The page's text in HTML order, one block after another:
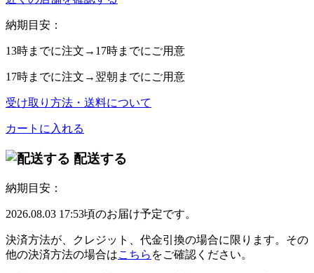
納期目安：
13時までに注文→ 17時までにご用意
17時までに注文→ 翌朝 までにご用意
受け取り方法・送料について
カートに入れる
配送する
納期目安：
2026.08.03 17:53頃のお届け予定です。
決済方法が、クレジット、代金引換の場合に限ります。その
他の決済方法の場合はこちら をご確認ください。